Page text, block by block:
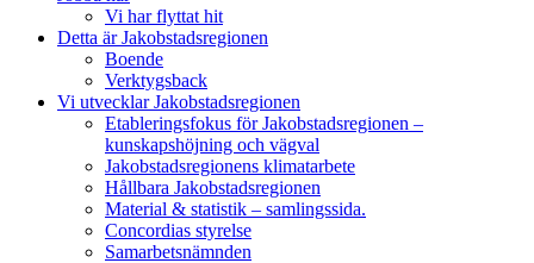
Vi har flyttat hit
Detta är Jakobstadsregionen
Boende
Verktygsback
Vi utvecklar Jakobstadsregionen
Etableringsfokus för Jakobstadsregionen –
kunskapshöjning och vägval
Jakobstadsregionens klimatarbete
Hållbara Jakobstadsregionen
Material & statistik – samlingssida.
Concordias styrelse
Samarbetsnämnden